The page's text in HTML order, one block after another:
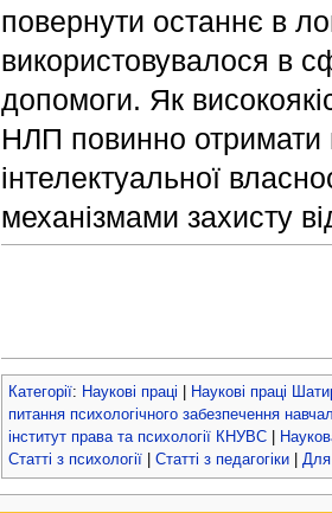
повернути останнє в
використовувалося в
допомоги. Як
НЛП повинно отримати
інтелектуальної
механізмами захисту
Категорії: Наукові праці
Наукові праці
питання психологічного забезпечення
інститут права та психології КНУВС|
Статті з психології| Статті з педагогіки| Для